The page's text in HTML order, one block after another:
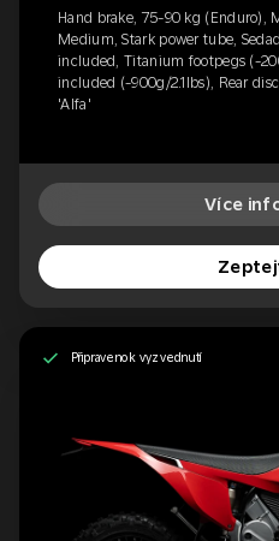
Hand brake, 75-90 kg (Enduro),
Medium, Stark power tube,
included, Titanium footpegs (-
included (-900g/2.1lbs), Rear
'Alfa'
Více
Připraveno k vyzvednutí